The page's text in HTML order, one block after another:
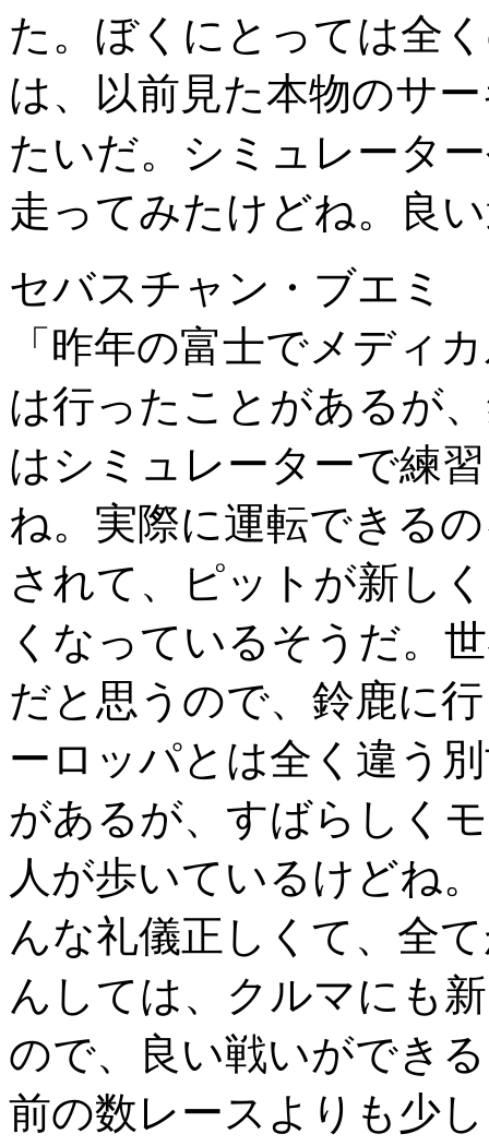
た。ぼくにとっては全
は、以前見た本物のサ
たいだ。シミュレータ
走ってみたけどね。良
セバスチャン・ブエミ
「昨年の富士でメディ
は行ったことがあるが
はシミュレーターで練
ね。実際に運転できる
されて、ピットが新し
くなっているそうだ。
だと思うので、鈴鹿に
ーロッパとは全く違う
があるが、すばらしく
人が歩いているけどね
んな礼儀正しくて、全
んしては、クルマにも
ので、良い戦いができ
前の数レースよりも少